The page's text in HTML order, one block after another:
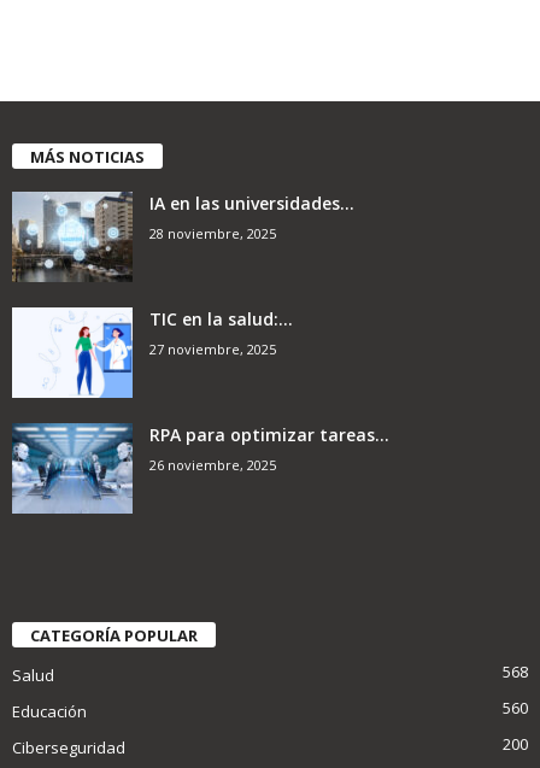
MÁS NOTICIAS
IA en las universidades...
28 noviembre, 2025
TIC en la salud:...
27 noviembre, 2025
RPA para optimizar tareas...
26 noviembre, 2025
CATEGORÍA POPULAR
Salud
568
Educación
560
Ciberseguridad
200